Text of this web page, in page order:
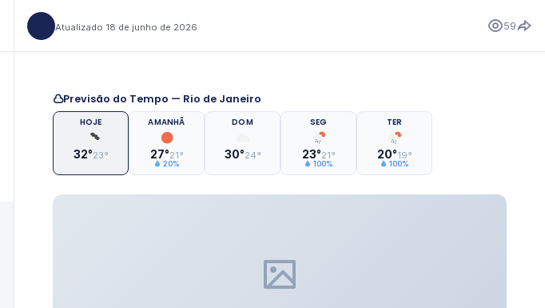
Atualizado 18 de junho de 2026 59
Previsão do Tempo — Rio de Janeiro
HOJE
32°23°
AMANHÃ
27°21°
20%
DOM
30°24°
SEG
23°21°
100%
TER
20°19°
100%